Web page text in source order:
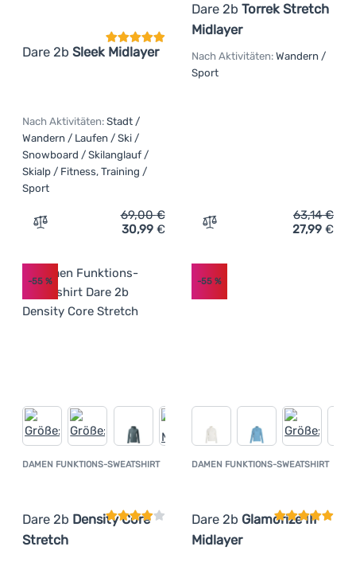
Dare 2b Sleek Midlayer
Nach Aktivitäten: Stadt /
Wandern / Laufen / Ski /
Snowboard / Skilanglauf /
Skialp / Fitness, Training /
Sport
Zum Vergleich 'Damen Funktions-Sweatshirt Dare 2b
69,00€
30,99 €
Dare 2b Torrek Stretch
Midlayer
Nach Aktivitäten: Wandern /
Sport
Zum Vergleich 'Damen
63,14€
27,99 €
DAMEN FUNKTIONS-SWEATSHIRT
Dare 2b Density Core
Stretch
Kundenbewertung
-55 %
DAMEN FUNKTIONS-SWEATSHIRT
Dare 2b Glamorize III
Midlayer
-55%